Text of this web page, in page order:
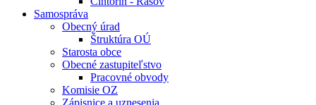
Samospráva
Obecný úrad
Štruktúra OÚ
Starosta obce
Obecné zastupiteľstvo
Pracovné obvody
Komisie OZ
Zápisnice a uznesenia